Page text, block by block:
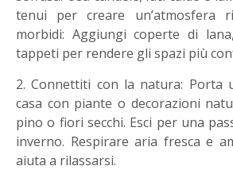
tenui per creare un’atmosfera
morbidi: Aggiungi coperte di
tappeti per rendere gli spazi più
2. Connettiti con la natura: Porta
casa con piante o decorazioni
pino o fiori secchi. Esci per una
inverno. Respirare aria fresca e
aiuta a rilassarsi.